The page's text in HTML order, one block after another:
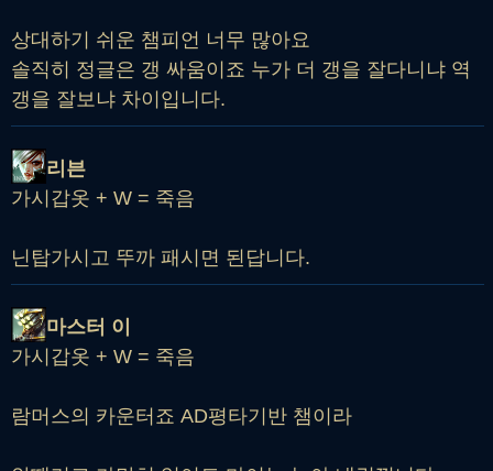
상대하기 쉬운 챔피언 너무 많아요
솔직히 정글은 갱 싸움이죠 누가 더 갱을 잘다니냐 역
갱을 잘보냐 차이입니다.
리븐
가시갑옷 + W = 죽음
닌탑가시고 뚜까 패시면 된답니다.
마스터 이
가시갑옷 + W = 죽음
람머스의 카운터죠 AD평타기반 챔이라